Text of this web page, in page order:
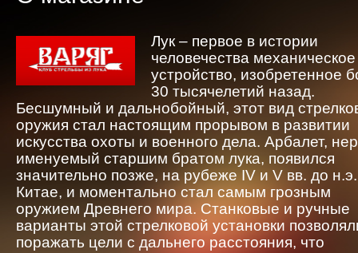
Лук – первое в истории
человечества механическое
устройство, изобретенное
30 тысячелетий назад.
Бесшумный и дальнобойный, этот вид
оружия стал настоящим прорывом в развитии
искусства охоты и военного дела. Арбалет,
именуемый старшим братом лука, появился
значительно позже, на рубеже IV и V вв. до
Китае, и моментально стал самым грозным
оружием Древнего мира. Станковые и ручные
варианты этой стрелковой установки
поражать цели с дальнего расстояния, что